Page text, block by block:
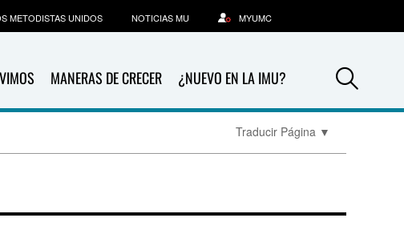
MANERAS DE CRECER ¿NUEVO EN LA IMU?
METODISTAS UNIDOS NOTICIAS MU MYUMC
Traducir Página ▼